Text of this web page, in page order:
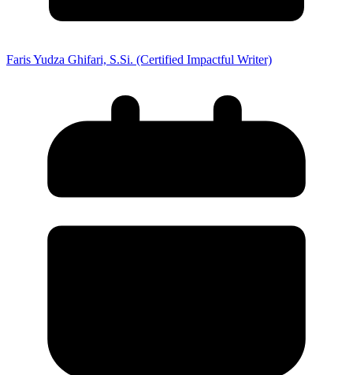
Faris Yudza Ghifari, S.Si. (Certified Impactful Writer)